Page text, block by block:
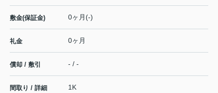
敷金(保証金) 0ヶ月(-)
礼金 0ヶ月
償却 / 敷引 - / -
間取り / 詳細
1K